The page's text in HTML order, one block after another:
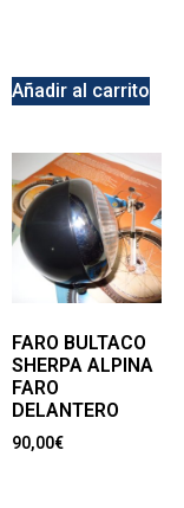
Añadir al carrito
FARO BULTACO
SHERPA ALPINA
FARO
DELANTERO
90,00€